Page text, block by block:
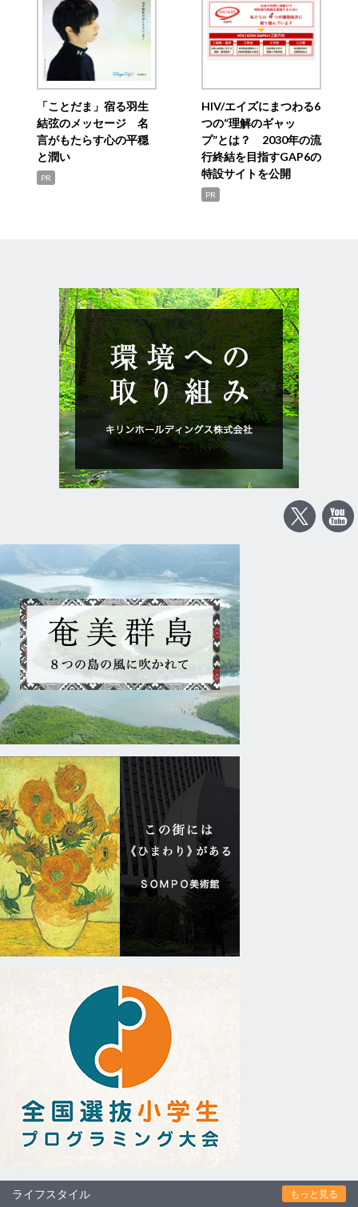
「ことだま」宿る羽生
結弦のメッセージ 名
言がもたらす心の平穏
と潤い
PR
HIV/エイズにまつわる6
つの“理解のギャッ
プ”とは？ 2030年の流
行終結を目指すGAP6の
特設サイトを公開
PR
ライフスタイル もっと見る